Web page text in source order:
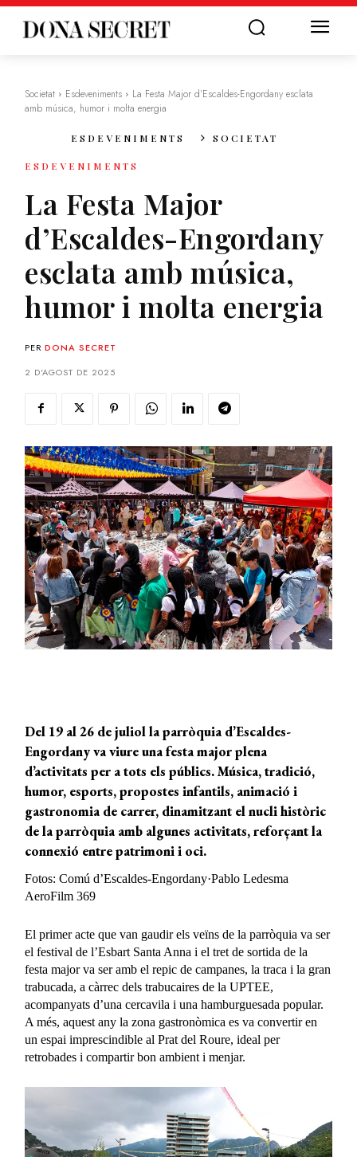
Societat Esdeveniments
La Festa Major d’Escaldes-Engordany esclata
amb música, humor i molta energia
ESDEVENIMENTS SOCIETAT
ESDEVENIMENTS
La Festa Major
d’Escaldes-Engordany
esclata amb música,
humor i molta energia
PER DONA SECRET
2 D'AGOST DE 2025
Del 19 al 26 de juliol la parròquia d’Escaldes-
Engordany va viure una festa major plena
d’activitats per a tots els públics. Música, tradició,
humor, esports, propostes infantils, animació i
gastronomia de carrer, dinamitzant el nucli històric
de la parròquia amb algunes activitats, reforçant la
connexió entre patrimoni i oci.
Fotos: Comú d’Escaldes-Engordany·Pablo Ledesma
AeroFilm 369
El primer acte que van gaudir els veïns de la parròquia va ser
el festival de l’Esbart Santa Anna i el tret de sortida de la
festa major va ser amb el repic de campanes, la traca i la gran
trabucada, a càrrec dels trabucaires de la UPTEE,
acompanyats d’una cercavila i una hamburguesada popular.
A més, aquest any la zona gastronòmica es va convertir en
un espai imprescindible al Prat del Roure, ideal per
retrobades i compartir bon ambient i menjar.